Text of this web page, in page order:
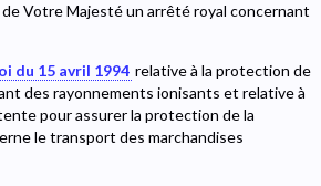
Votre Majesté un arrêté royal concernant
du 15 avril 1994 relative à la protection de
des rayonnements ionisants et relative à
pour assurer la protection de la
le transport des marchandises